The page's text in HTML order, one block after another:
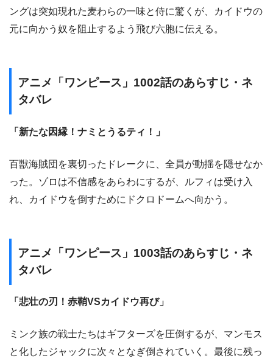
ングは突如現れた麦わらの一味と侍に驚くが、カイドウの
元に向かう奴を阻止するよう飛び六胞に伝える。
アニメ「ワンピース」1002話のあらすじ・ネ
タバレ
「新たな因縁！ナミとうるティ！」
百獣海賊団を裏切ったドレークに、全員が動揺を隠せなか
った。ゾロは不信感をあらわにするが、ルフィは受け入
れ、カイドウを倒すためにドクロドームへ向かう。
アニメ「ワンピース」1003話のあらすじ・ネ
タバレ
「悲壮の刃！赤鞘VSカイドウ再び」
ミンク族の戦士たちはギフターズを圧倒するが、マンモス
と化したジャックに次々となぎ倒されていく。最後に残っ